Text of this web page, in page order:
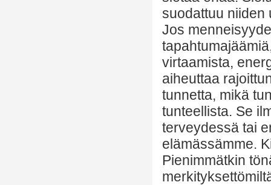
suodattuu niiden
Jos
virtaamista,
aiheuttaa
tunnetta, mikä
tunteellista. Se
terveydessä tai
elämässämme.
Pienimmätkin